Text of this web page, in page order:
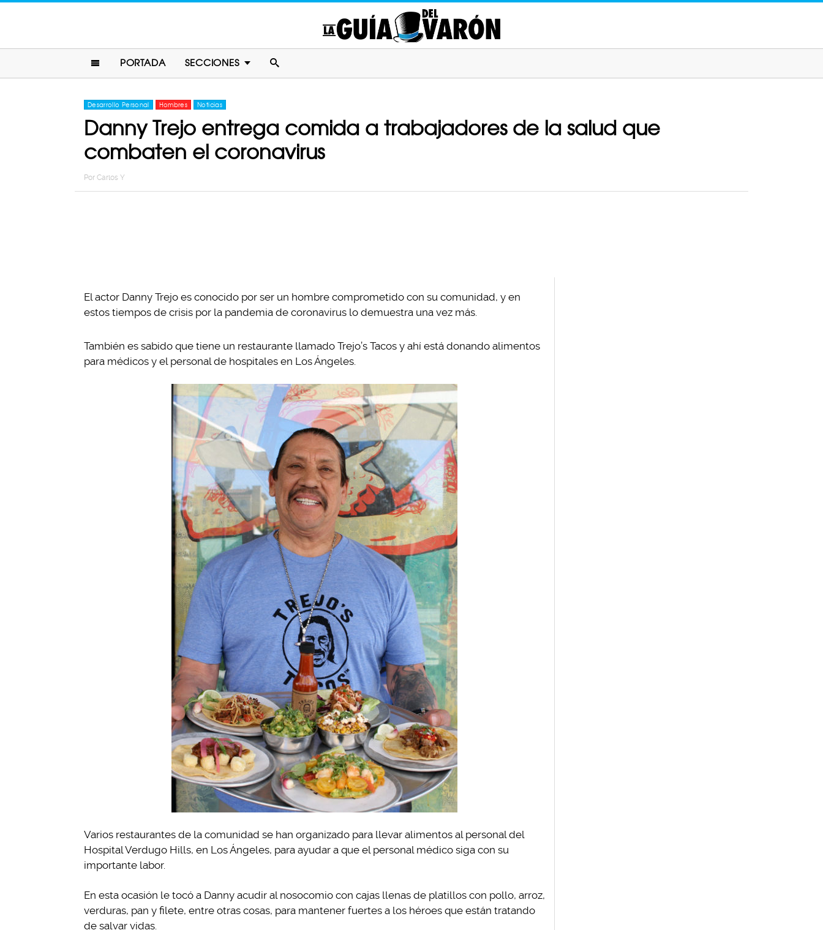
PORTADA SECCIONES
Desarrollo Personal Hombres Noticias
Danny Trejo entrega comida a trabajadores de la salud que
combaten el coronavirus
Por Carlos Y
El actor Danny Trejo es conocido por ser un hombre comprometido con su comunidad, y en
estos tiempos de crisis por la pandemia de coronavirus lo demuestra una vez más.
También es sabido que tiene un restaurante llamado Trejo’s Tacos y ahí está donando alimentos
para médicos y el personal de hospitales en Los Ángeles.
Varios restaurantes de la comunidad se han organizado para llevar alimentos al personal del
Hospital Verdugo Hills, en Los Ángeles, para ayudar a que el personal médico siga con su
importante labor.
En esta ocasión le tocó a Danny acudir al nosocomio con cajas llenas de platillos con pollo, arroz,
verduras, pan y filete, entre otras cosas, para mantener fuertes a los héroes que están tratando
de salvar vidas.